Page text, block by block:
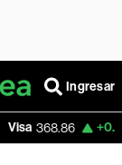
Ingresar
+0.75%